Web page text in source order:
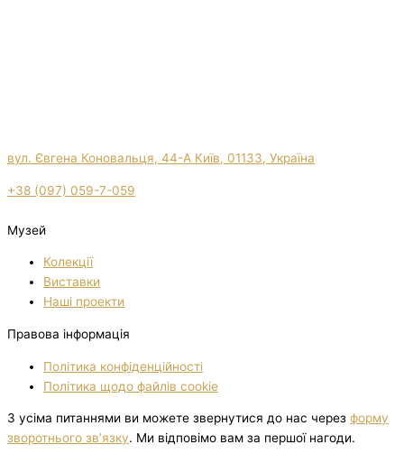
вул. Євгена Коновальця, 44-А Київ, 01133, Україна
+38 (097) 059-7-059
Музей
Колекції
Виставки
Нашi проекти
Правова інформація
Політика конфіденційності
Політика щодо файлів cookie
З усіма питаннями ви можете звернутися до нас через форму
зворотнього зв’язку. Ми відповімо вам за першої нагоди.